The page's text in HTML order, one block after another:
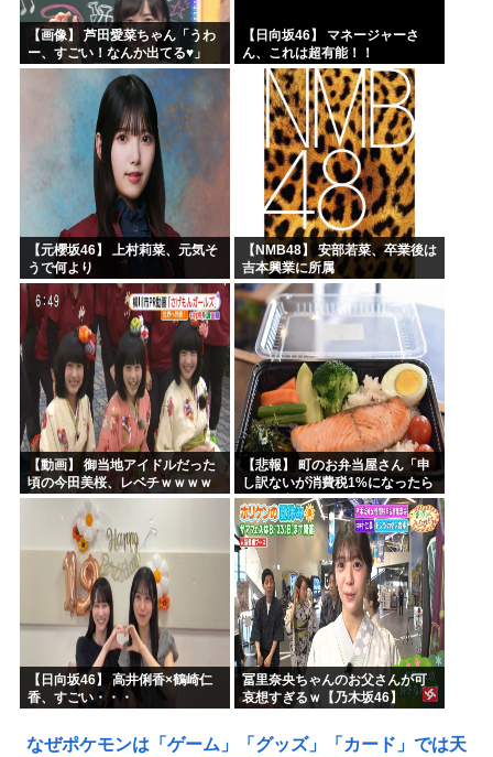
【画像】 芦田愛菜ちゃん「うわ
ー、すごい！なんか出てる♥」
【日向坂46】 マネージャーさ
ん、これは超有能！！
【元櫻坂46】 上村莉菜、元気そ
うで何より
【NMB48】 安部若菜、卒業後は
吉本興業に所属
【動画】 御当地アイドルだった
頃の今田美桜、レベチｗｗｗｗ
ｗｗｗｗｗｗｗｗｗｗｗｗｗｗ
【悲報】 町のお弁当屋さん「申
し訳ないが消費税1%になったら
その分商品代を値上げするわ」
【日向坂46】 高井俐香×鶴崎仁
香、すごい・・・
冨里奈央ちゃんのお父さんが可
哀想すぎるｗ【乃木坂46】
なぜポケモンは「ゲーム」「グッズ」「カード」では天